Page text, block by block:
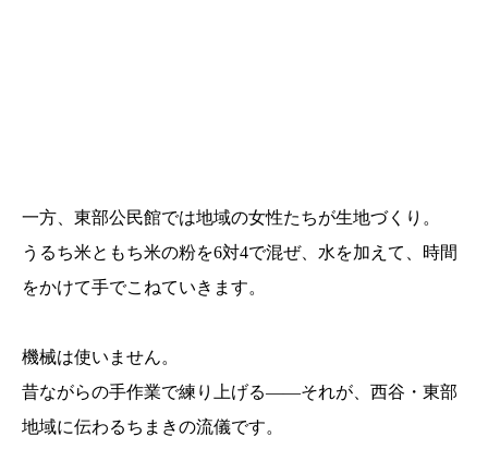
一方、東部公民館では地域の女性たちが生地づくり。
うるち米ともち米の粉を6対4で混ぜ、水を加えて、時間
をかけて手でこねていきます。
機械は使いません。
昔ながらの手作業で練り上げる——それが、西谷・東部
地域に伝わるちまきの流儀です。